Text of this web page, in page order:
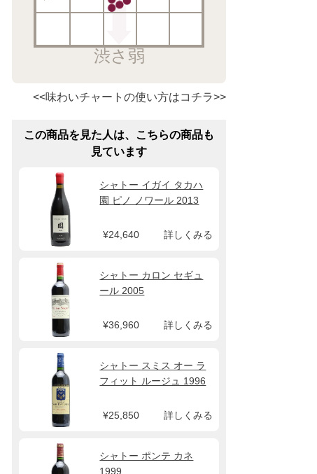
渋さ弱
<<味わいチャートの使い方はコチラ>>
この商品を見た人は、こちらの商品も
見ています
シャトー イガイ タカハ
園 ピノ ノワール 2013
¥24,640 詳しくみる
シャトー カロン セギュ
ール 2005
¥36,960 詳しくみる
シャトー スミス オー ラ
フィット ルージュ 1996
¥25,850 詳しくみる
シャトー ポンテ カネ
1999